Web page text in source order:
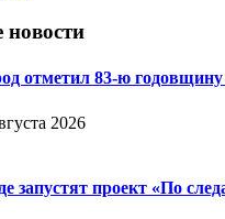
новости
отметил 83-ю
2026
запустят проект «По